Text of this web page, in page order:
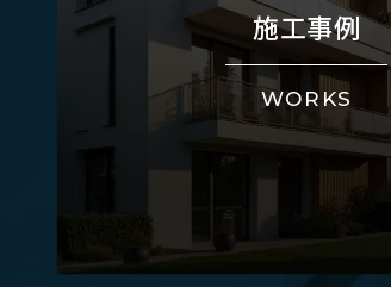
施工事例
WORKS